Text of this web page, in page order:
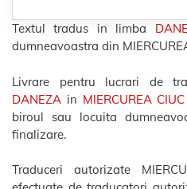
Textul tradus in limba
dumneavoastra din
Livrare pentru lucrari de
DANEZA in MIERCUREA CIUC
biroul sau locuita
finalizare.
Traduceri autorizate